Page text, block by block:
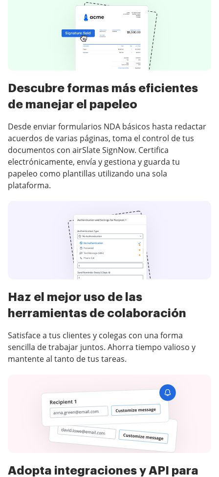
Descubre formas más eficientes
de manejar el papeleo
Desde enviar formularios NDA básicos hasta redactar
acuerdos de varias páginas, toma el control de tus
documentos con airSlate SignNow. Certifica
electrónicamente, envía y gestiona y guarda tu
papeleo como plantillas utilizando una sola
plataforma.
Haz el mejor uso de las
herramientas de colaboración
Satisface a tus clientes y colegas con una forma
sencilla de trabajar juntos. Ahorra tiempo valioso y
mantente al tanto de tus tareas.
Adopta integraciones y API para